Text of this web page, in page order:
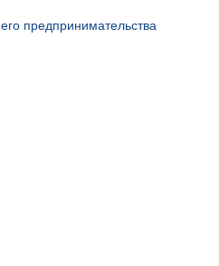
предпринимательства